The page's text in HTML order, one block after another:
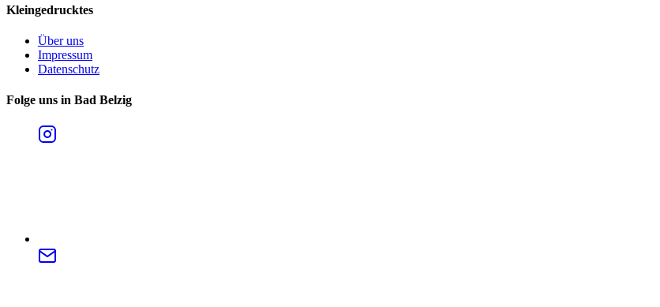
Kleingedrucktes
Über uns
Impressum
Datenschutz
Folge uns in Bad Belzig